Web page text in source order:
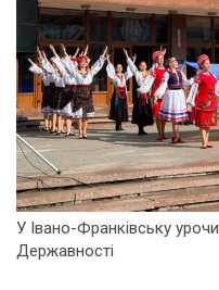
У Івано-Франківську
Державності